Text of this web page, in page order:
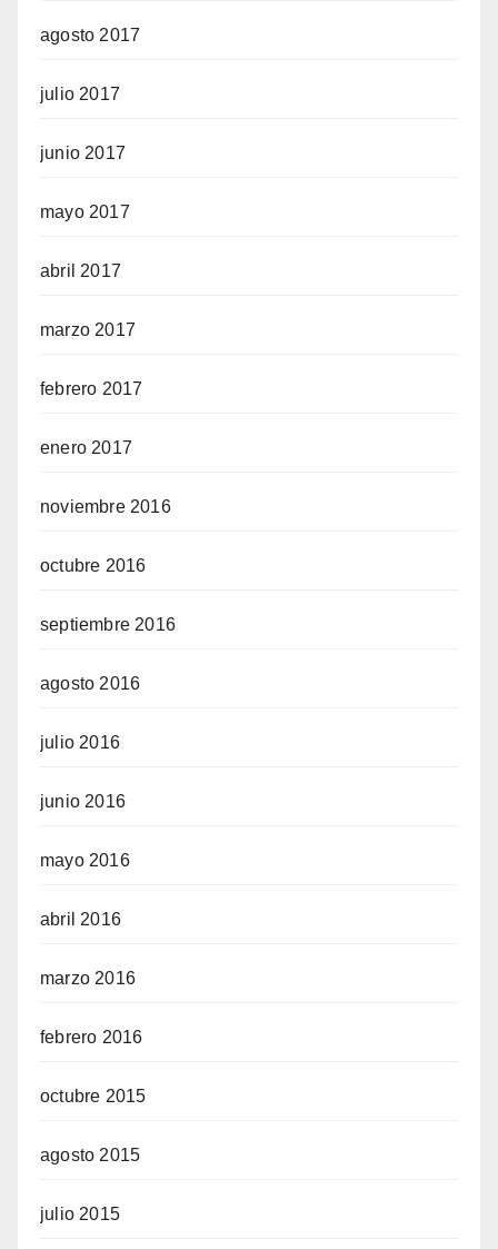
agosto 2017
julio 2017
junio 2017
mayo 2017
abril 2017
marzo 2017
febrero 2017
enero 2017
noviembre 2016
octubre 2016
septiembre 2016
agosto 2016
julio 2016
junio 2016
mayo 2016
abril 2016
marzo 2016
febrero 2016
octubre 2015
agosto 2015
julio 2015